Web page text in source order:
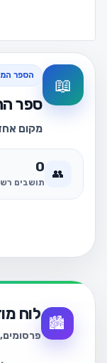
📖 הספר
ספר
מקום
👥
0
תושבים
🏙️
לוח